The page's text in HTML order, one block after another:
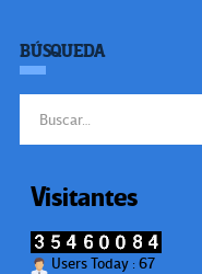
BÚSQUEDA
Visitantes
Users Today : 67